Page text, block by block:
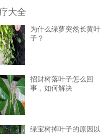
大全
为什么绿萝突然长黄叶
子？
招财树落叶子怎么回
事，如何解决
绿宝树掉叶子的原因以